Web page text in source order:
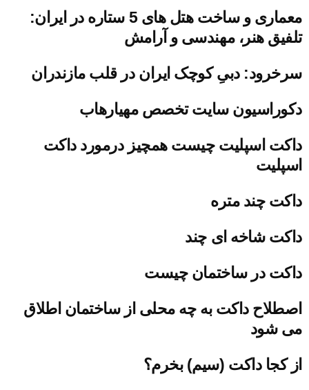
معماری و ساخت هتل های 5 ستاره در ایران:
تلفیق هنر، مهندسی و آرامش
سرخرود: دبیِ کوچک ایران در قلب مازندران
دکوراسیون سایت تخصص مهیارهاب
داکت اسپلیت چیست همچیز درمورد داکت
اسپلیت
داکت چند متره
داکت شاخه ای چند
داکت در ساختمان چیست
اصطلاح داکت به چه محلی از ساختمان اطلاق
می شود
از کجا داکت (سیم) بخرم؟